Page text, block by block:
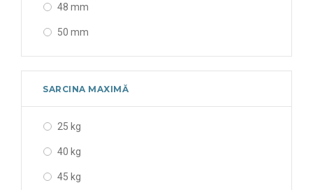
48 mm
50 mm
55 mm
60 mm
74 mm
100 mm
125 mm
SARCINA MAXIMĂ
25 kg
40 kg
45 kg